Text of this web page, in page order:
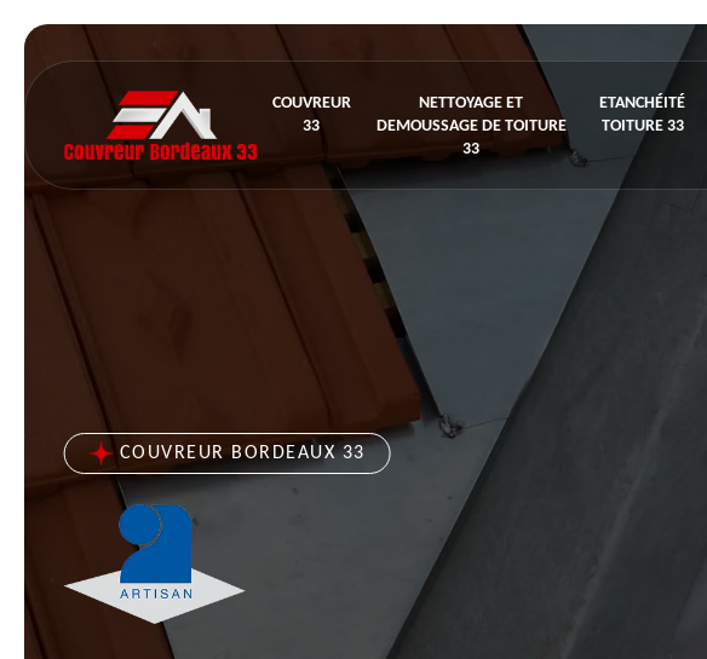
COUVREUR
33
NETTOYAGE ET
DEMOUSSAGE DE TOITURE
33
ETANCHÉITÉ
TOITURE 33
COUVREUR BORDEAUX 33